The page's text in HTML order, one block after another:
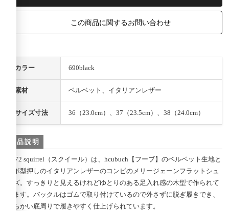
この商品に関するお問い合わせ
カラー 690black
素材 ベルベット、イタリアンレザー
サイズ寸法 36（23.0cm）、37（23.5cm）、38（24.0cm）
商品説明
H172 squirrel（スクイール）は、hcubuch【フーブ】のベルベット生地と
シボ型押しのイタリアンレザーのコンビのメリージェーンフラットシュ
ーズ。すっきりと見えるけれどゆとりのある足入れ感の木型で作られて
います。バックルはゴムで取り付けているので外さずに脱ぎ履きでき、
柔らかい底周りで履きやすく仕上げられています。